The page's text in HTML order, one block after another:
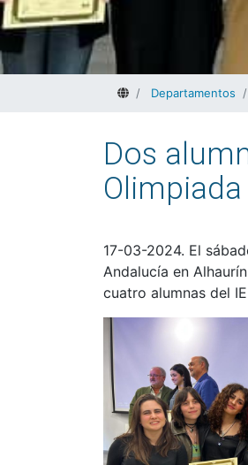
HomeDepartamentos
Dos
17-03-2024. El
Andalucía en
cuatro alumnas del